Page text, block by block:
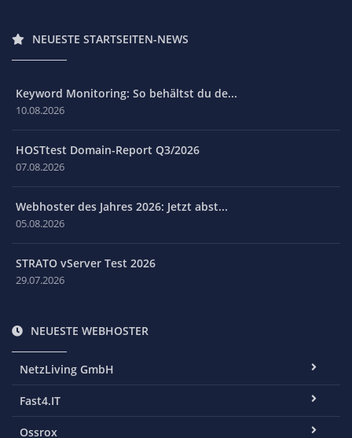
NEUESTE STARTSEITEN-NEWS
Keyword Monitoring: So behältst du de...
10.08.2026
HOSTtest Domain-Report Q3/2026
07.08.2026
Webhoster des Jahres 2026: Jetzt abst...
05.08.2026
STRATO vServer Test 2026
29.07.2026
NEUESTE WEBHOSTER
NetzLiving GmbH
Fast4.IT
Ossrox